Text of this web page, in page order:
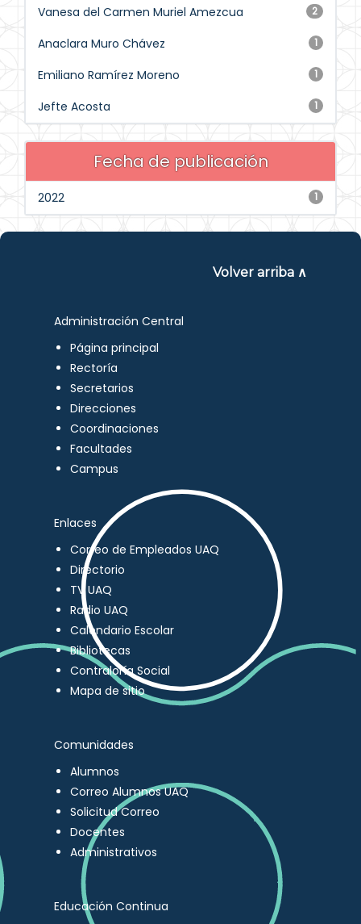
2
Vanesa del Carmen Muriel Amezcua
1
Anaclara Muro Chávez
1
Emiliano Ramírez Moreno
1
Jefte Acosta
Fecha de publicación
1
2022
Volver arriba ∧
Administración Central
Página principal
Rectoría
Secretarios
Direcciones
Coordinaciones
Facultades
Campus
Enlaces
Correo de Empleados UAQ
Directorio
TV UAQ
Radio UAQ
Calendario Escolar
Bibliotecas
Contraloría Social
Mapa de sitio
Comunidades
Alumnos
Correo Alumnos UAQ
Solicitud Correo
Docentes
Administrativos
Educación Continua